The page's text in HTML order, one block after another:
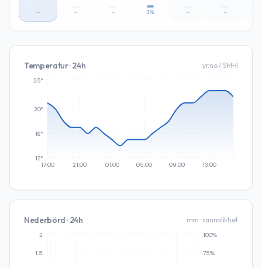
– – – 3% – –
Temperatur · 24h yr.no / SMHI
17:00 21:00 01:00 05:00 09:00 13:00
12°
16°
20°
25°
Nederbörd · 24h mm · sannolikhet
1.5
2
75%
100%